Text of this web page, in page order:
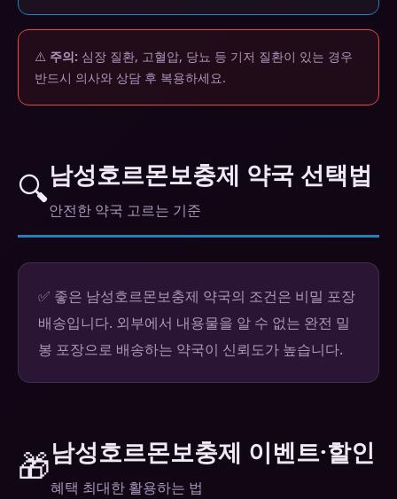
⚠️ 주의: 심장 질환, 고혈압, 당뇨 등 기저 질환이 있는 경우
반드시 의사와 상담 후 복용하세요.
🔍남성호르몬보충제 약국 선택법
안전한 약국 고르는 기준
✅ 좋은 남성호르몬보충제 약국의 조건은 비밀 포장
배송입니다. 외부에서 내용물을 알 수 없는 완전 밀
봉 포장으로 배송하는 약국이 신뢰도가 높습니다.
🎁남성호르몬보충제 이벤트·할인
혜택 최대한 활용하는 법